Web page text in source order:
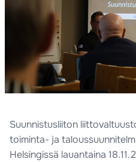
Suunnistusliiton
toiminta- ja
Helsingissä lauantaina